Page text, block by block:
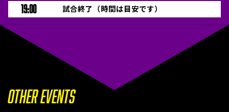
19:00 試合終了（時間は目安です）
OTHER EVENTS